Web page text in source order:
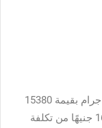
جاء سعر نص جنيه ذهب عيار ٢١ اليوم وزن 4 جرام بقيمة 15380
جنيهًا، ومن الجدير بالذكر أنّه يُمكن استرجاع 16 جنيهًا من تكلفة